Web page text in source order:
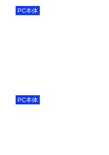
PC本体
PC本体